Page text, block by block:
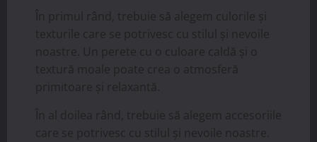
În primul rând, trebuie să alegem culorile și
texturile care se potrivesc cu stilul și nevoile
noastre. Un perete cu o culoare caldă și o
textură moale poate crea o atmosferă
primitoare și relaxantă.
În al doilea rând, trebuie să alegem accesoriile
care se potrivesc cu stilul și nevoile noastre.